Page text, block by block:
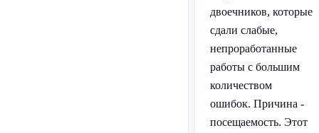
двоечников, которые
сдали слабые,
непроработанные
работы с большим
количеством
ошибок. Причина -
посещаемость. Этот